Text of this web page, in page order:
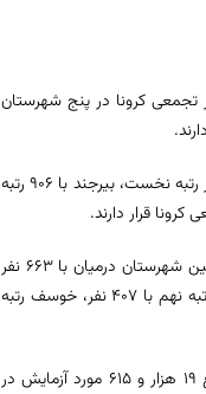
کرونا در پنج شهرستان
غلامرضا شریف‌زاده افزود: شهرستان بشرویه با میزان بروز تجمعی هزار و ۱۰ نفر در ۱۰۰ هزار نفر جمعیت در رتبه نخست، بیرجند با ۹۰۶ رتبه
وی با بیان اینکه میزان بروز تجمعی این شهرستان‌ها از شاخص کشوری بالاتر است اظهار داشت: همچنین شهرستان درمیان با ۶۶۳ نفر
رتبه ششم، سربیشه رتبه هفتم با میزان بروز تجمعی ۵۷۵ نفر، زیرکوه رتبه هشتم با ۵۲۲ نفر، فردوس رتبه نهم با ۴۰۷ نفر، خوسف رتبه
دبیر ستاد دانشگاهی پیشگیری و کنترل ویروس کرونا در خراسان جنوبی تصریح کرد: تاکنون در مجموع ۱۹ هزار و ۶۱۵ مورد آزمایش در